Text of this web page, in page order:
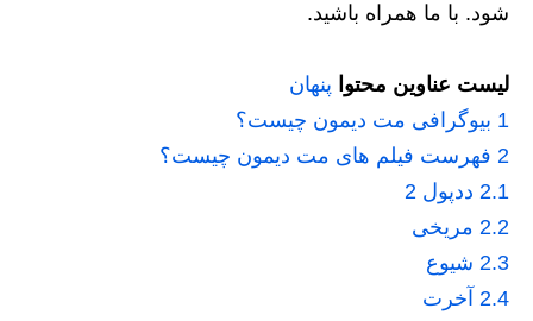
شود. با ما همراه باشید.
لیست عناوین محتوا پنهان
1 بیوگرافی مت دیمون چیست؟
2 فهرست فیلم های مت دیمون چیست؟
2.1 ددپول 2
2.2 مریخی
2.3 شیوع
2.4 آخرت